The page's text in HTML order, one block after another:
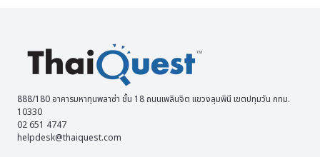
888/180 อาคารมหาทุนพลาซ่า ชั้น 18 ถนนเพลินจิต แขวงลุมพินี เขตปทุมวัน กทม.
10330
02 651 4747
helpdesk@thaiquest.com